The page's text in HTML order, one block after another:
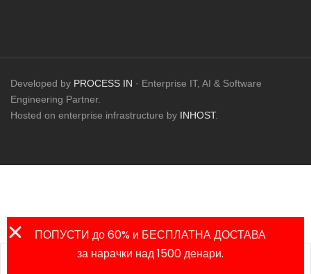
Developed by PROCESS IN · Enterprise IT, AI & Software
Engineering Partner.
Hosted on enterprise infrastructure by INHOST.
ПОПУСТИ до 60% и БЕСПЛАТНА ДОСТАВА
за нарачки над 1500 денари.